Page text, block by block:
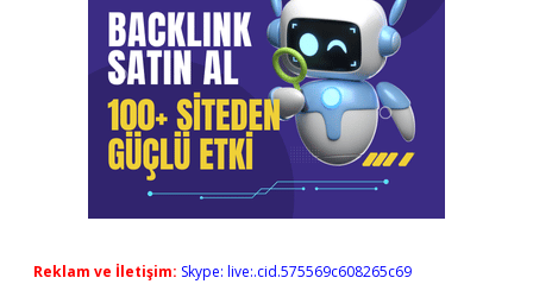
Reklam ve İletişim: Skype: live:.cid.575569c608265c69